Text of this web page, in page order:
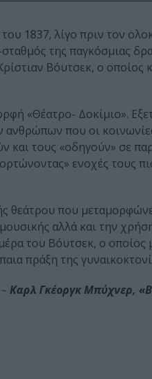
1837, λίγο πριν τον
της παγκόσμιας
Βόυτσεκ, ο οποίος
«Θέατρο- Δοκίμιο».
ανθρώπων που οι
και τους «οδηγούν» σε
ενοχές τους
θεάτρου που
αλλά και την
του Βόυτσεκ, ο οποίος
πράξη της
Καρλ Γκέοργκ Μπύχνερ,